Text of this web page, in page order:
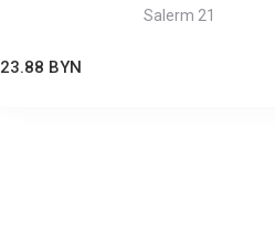
Salerm 21
23.88 BYN